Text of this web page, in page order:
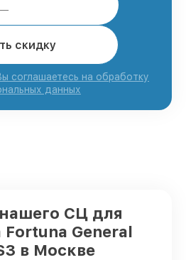
скидку
соглашаетесь на обработку
данных
СЦ для
Fortuna General
в Москве